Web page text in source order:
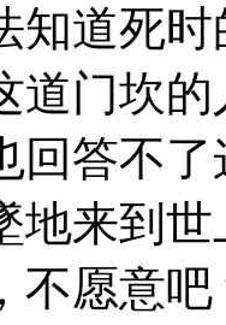
知道死
道门坎
回答不
来到世
不愿意